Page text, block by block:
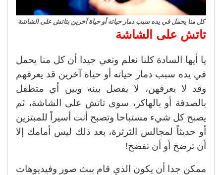
كل منا يحمل في يده سبب دمار حياته أو حياة آخرين بتاتش على الشاشة
تاتش على الشاشة
يا أيها السادة كلنا نعلم ونعي جيدا أن كل منا يحمل
في يده سبب دمار حياته أو حياة آخرين قد يعرفهم
وقد لا يعرفهن، لا يفصل بينه وبين أي متطفل
بالصدفة أو بالهاكر، سوى تاتش على الشاشة، ثم
يصبح كل شيء مستباحا وتصبح أنت أسيراً للمبتزين
أو حديثاً لمجالس الثرثرة، بعد ذلك ليس أمامك إلا
أن ترضخ أو أن تفضح!
ممكن جدا أن يكون الذي قام ببث صور وفيديوهات